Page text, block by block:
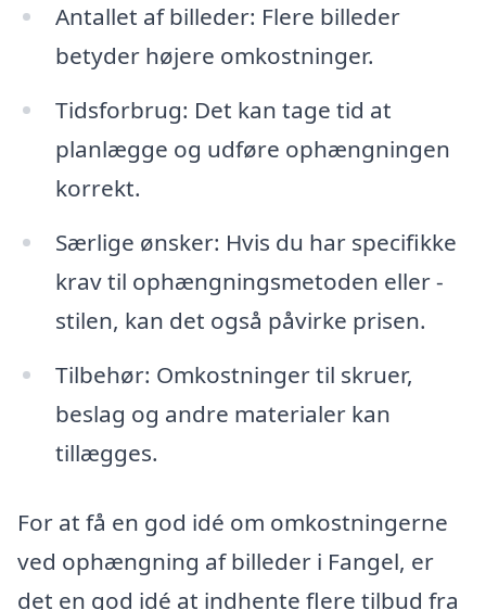
Antallet af billeder: Flere billeder
betyder højere omkostninger.
Tidsforbrug: Det kan tage tid at
planlægge og udføre ophængningen
korrekt.
Særlige ønsker: Hvis du har specifikke
krav til ophængningsmetoden eller -
stilen, kan det også påvirke prisen.
Tilbehør: Omkostninger til skruer,
beslag og andre materialer kan
tillægges.
For at få en god idé om omkostningerne
ved ophængning af billeder i Fangel, er
det en god idé at indhente flere tilbud fra